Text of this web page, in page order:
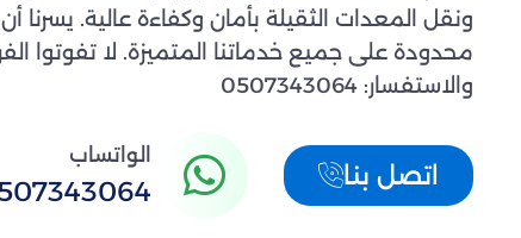
محدودة على جميع خدماتنا المتميزة. لا تفوتوا
والاستفسار: 0507343064
اتصل بنا
الواتساب